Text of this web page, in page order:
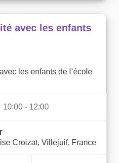
avec les enfants
les enfants de l’école
10:00 - 12:00
Croizat, Villejuif, France